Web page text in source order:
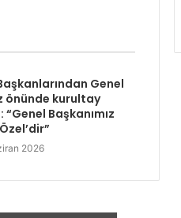
Genel
önünde kurultay
“Genel Başkanımız
2026